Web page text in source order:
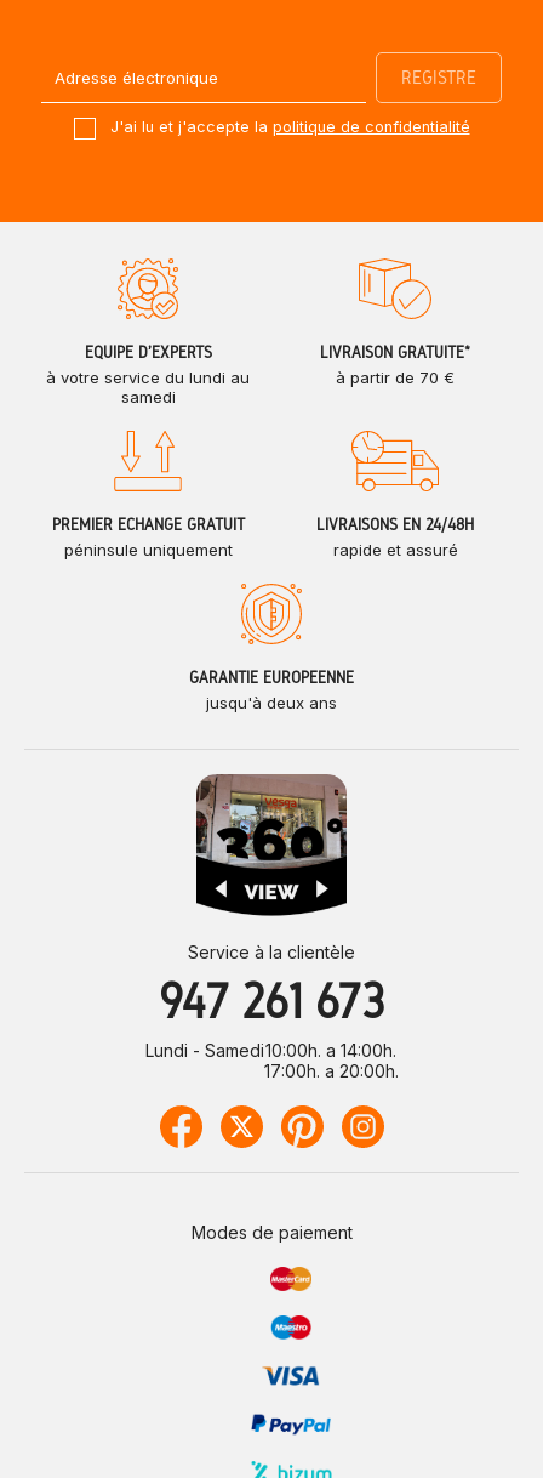
J'ai lu et j'accepte la politique de confidentialité
ÉQUIPE D'EXPERTS
à votre service du lundi au
samedi
LIVRAISON GRATUITE*
à partir de 70 €
PREMIER ÉCHANGE GRATUIT
péninsule uniquement
LIVRAISONS EN 24/48H
rapide et assuré
GARANTIE EUROPÉENNE
jusqu'à deux ans
Service à la clientèle
947 261 673
Lundi - Samedi10:00h. a 14:00h.
17:00h. a 20:00h.
Modes de paiement